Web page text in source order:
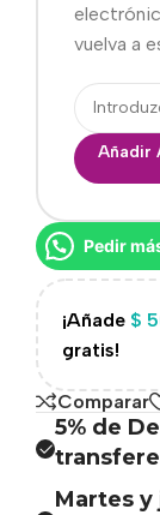
vuelva a
Añadir
Pedir
¡Añade $
gratis!
Comparar
5% de
Martes y